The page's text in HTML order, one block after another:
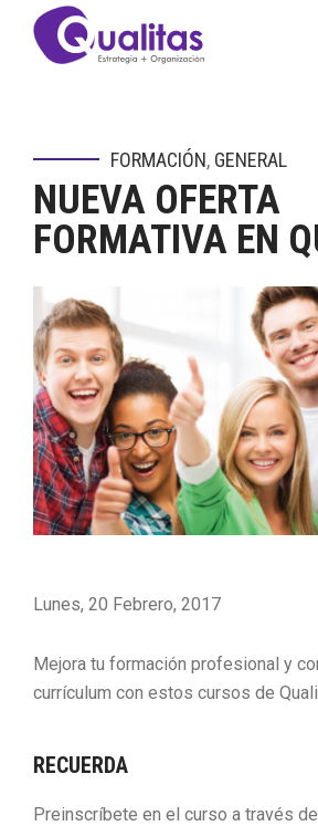
Saltar
contenido
Saltar
y
Excelencia
Empresarial
FORMACIÓN, GENERAL
NUEVA OFERTA
FORMATIVA EN
Lunes, 20 Febrero, 2017
Mejora tu formación profesional y
currículum con estos cursos de
RECUERDA
Preinscríbete en el curso a través